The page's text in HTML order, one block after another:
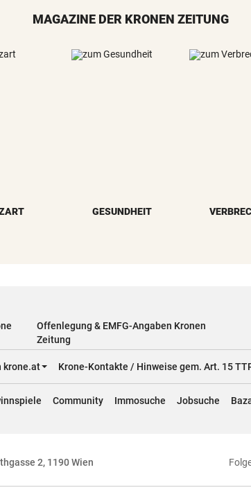
MAGAZINE DER KRONEN ZEITUNG
GESUNDHEIT
Offenlegung & EMFG-Angaben Kronen
Zeitung
krone.at Krone-Kontakte / Hinweise gem. Art. 15
Community Immosuche Jobsuche
2, 1190 Wien